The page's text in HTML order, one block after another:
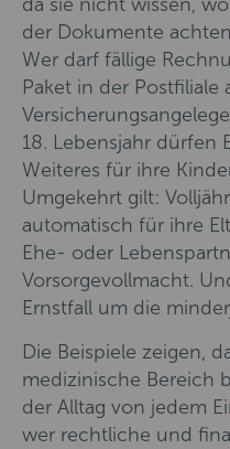
der Dokumente
Wer darf fällige
Paket in der Postfiliale
18. Lebensjahr dürfen
Weiteres für ihre
Umgekehrt gilt:
automatisch für ihre
Ehe- oder
Vorsorgevollmacht.
Ernstfall um die
Die Beispiele zeigen,
medizinische Bereich
der Alltag von jedem
wer rechtliche und